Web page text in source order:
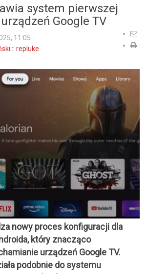
system pierwszej
Google TV
11:05
:: repluke
nowy proces konfiguracji dla
który znacząco
urządzeń Google TV.
podobnie do systemu